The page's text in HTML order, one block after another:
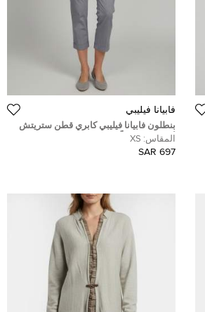
فابيانا فيليبي
بنطلون فابيانا فيليبي كابري قطن ستريتش
أزرق صغير جداً
المقاس: XS
697 SAR